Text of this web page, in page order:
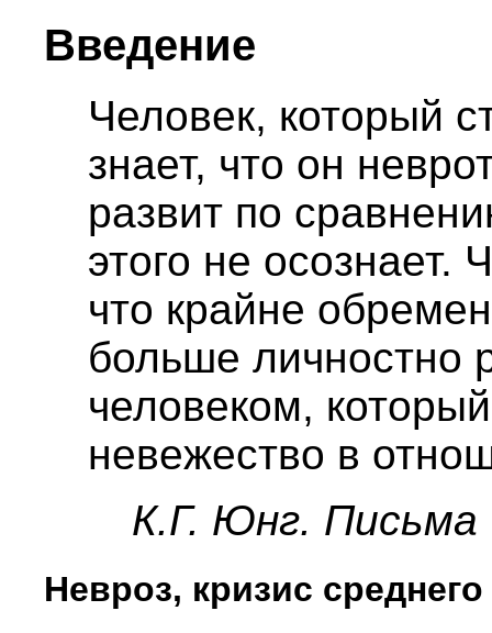
Введение
Человек, который
знает, что он
развит по
этого не осознает.
что крайне
больше личностно
человеком,
невежество в
К.Г. Юнг. Письма
Невроз, кризис